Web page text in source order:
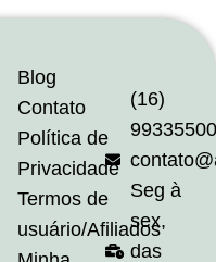
Blog
Contato
Política de
Privacidade
Termos de
usuário/Afiliados
(16)
Seg à
sex,
das